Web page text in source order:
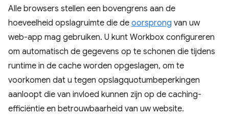
Alle browsers stellen een bovengrens aan de
hoeveelheid opslagruimte die de oorsprong van uw
web-app mag gebruiken. U kunt Workbox configureren
om automatisch de gegevens op te schonen die tijdens
runtime in de cache worden opgeslagen, om te
voorkomen dat u tegen opslagquotumbeperkingen
aanloopt die van invloed kunnen zijn op de caching-
efficiëntie en betrouwbaarheid van uw website.